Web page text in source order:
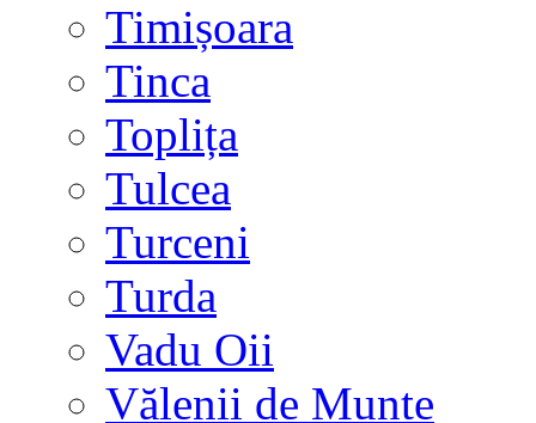
Timișoara
Tinca
Toplița
Tulcea
Turceni
Turda
Vadu Oii
Vălenii de Munte